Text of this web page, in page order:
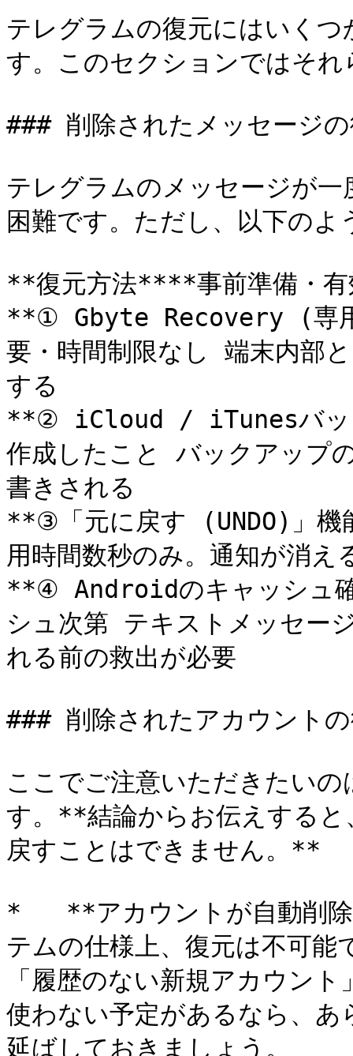
テレグラムの復元にはいく
す。このセクションではそ
### 削除されたメッセージ
テレグラムのメッセージが
困難です。ただし、以下の
**復元方法****事前準備・
**① Gbyte Recovery (専用
要・時間制限なし 端末内部
する
**② iCloud / iTunesバック
作成したこと バックアップ
書きされる
**③「元に戻す (UNDO)」機
用時間数秒のみ。通知が消
**④ Androidのキャッシュ
シュ次第 テキストメッセー
れる前の救出が必要
### 削除されたアカウント
ここでご注意いただきたい
す。**結論からお伝えすると
戻すことはできません。**
*   **アカウントが自動削除
テムの仕様上、復元は不可
「履歴のない新規アカウン
使わない予定があるなら、
延ばしておきましょう。_